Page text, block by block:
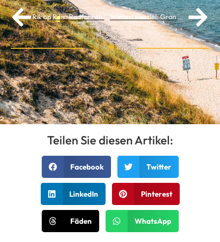
Rik op Reis: Radfahren in Griechenland Winterreiseziel: Gran Canaria
Teilen Sie diesen Artikel:
Facebook Twitter
LinkedIn Pinterest
Fäden WhatsApp